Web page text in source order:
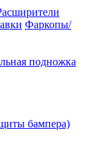
Фаркопы/
подножка
бампера)